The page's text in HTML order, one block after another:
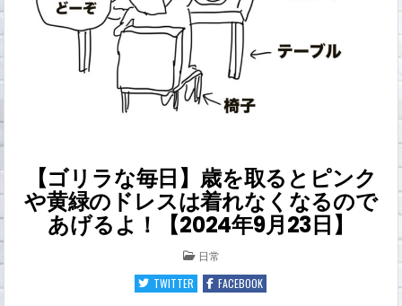
【ゴリラな毎日】歳を取るとピンク
や黄緑のドレスは着れなくなるので
あげるよ！【2024年9月23日】
POSTED
IN
日常
TWITTER
FACEBOOK